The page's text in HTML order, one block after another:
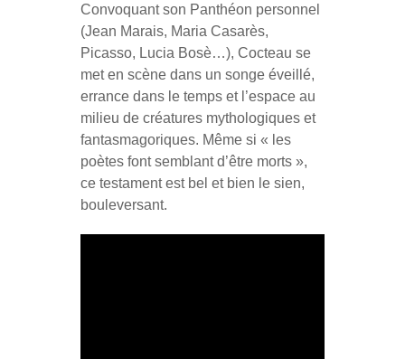
Convoquant son Panthéon personnel
(Jean Marais, Maria Casarès,
Picasso, Lucia Bosè…), Cocteau se
met en scène dans un songe éveillé,
errance dans le temps et l’espace au
milieu de créatures mythologiques et
fantasmagoriques. Même si « les
poètes font semblant d’être morts »,
ce testament est bel et bien le sien,
bouleversant.